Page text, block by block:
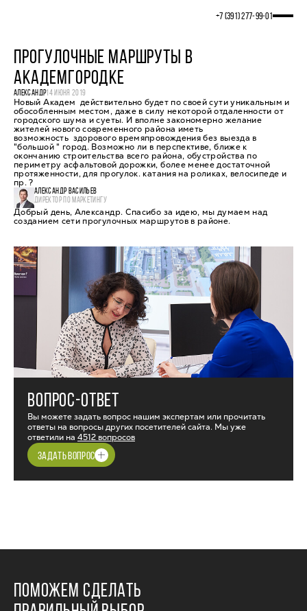
+7 (391) 277‒99‒01
ПРОГУЛОЧНЫЕ МАРШРУТЫ В
АКАДЕМГОРОДКЕ
АЛЕКСАНДР14 ИЮНЯ 2019
Новый Академ действительно будет по своей сути уникальным и
обособленным местом, даже в силу некоторой отдаленности от
городского шума и суеты. И вполне закономерно желание
жителей нового современного района иметь
возможность здорового времяпровождения без выезда в
"большой " город. Возможно ли в перспективе, ближе к
окончанию строительства всего района, обустройства по
периметру асфальтовой дорожки, более менее достаточной
протяженности, для прогулок. катания на роликах, велосипеде и
пр. ?
АЛЕКСАНДР ВАСИЛЬЕВ
ДИРЕКТОР ПО МАРКЕТИНГУ
Добрый день, Александр. Спасибо за идею, мы думаем над
созданием сети прогулочных маршрутов в районе.
ВОПРОС-ОТВЕТ
Вы можете задать вопрос нашим экспертам или прочитать
ответы на вопросы других посетителей сайта. Мы уже
ответили на 4512 вопросов
ЗАДАТЬ ВОПРОС
ПОМОЖЕМ СДЕЛАТЬ